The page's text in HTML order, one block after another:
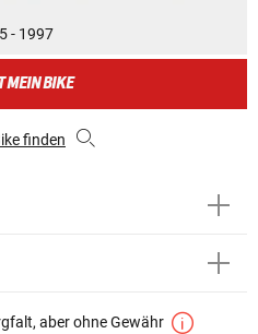
- 1997
MEIN BIKE
finden
aber ohne Gewähr